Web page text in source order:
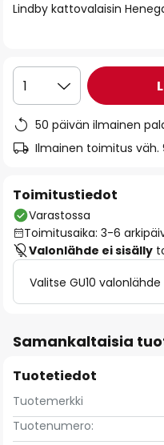
the
Lindby kattovalaisin
1
50 päivän ilmainen
Ilmainen toimitus väh.
Toimitustiedot
Varastossa
Toimitusaika: 3-6
Valonlähde ei sisälly
Valitse GU10 valonlähde
Samankaltaisia
Tuotetiedot
Tuotemerkki
Tuotenumero: